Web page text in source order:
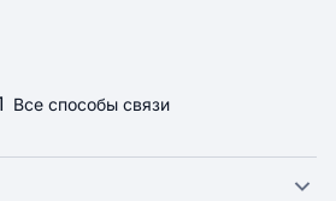
Все способы связи